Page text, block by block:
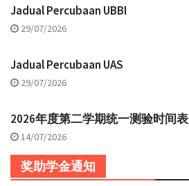
Jadual Percubaan UBBI
29/07/2026
Jadual Percubaan UAS
29/07/2026
2026年度第二学期统一测验时间表
14/07/2026
奖助学金通知